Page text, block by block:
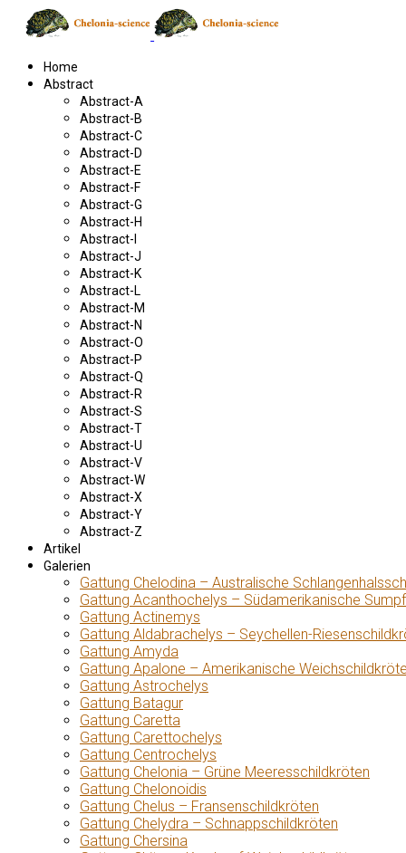
Home
Abstract
Abstract-A
Abstract-B
Abstract-C
Abstract-D
Abstract-E
Abstract-F
Abstract-G
Abstract-H
Abstract-I
Abstract-J
Abstract-K
Abstract-L
Abstract-M
Abstract-N
Abstract-O
Abstract-P
Abstract-Q
Abstract-R
Abstract-S
Abstract-T
Abstract-U
Abstract-V
Abstract-W
Abstract-X
Abstract-Y
Abstract-Z
Artikel
Galerien
Gattung Chelodina – Australische
Gattung Acanthochelys – Südamerikanische
Gattung Actinemys
Gattung Aldabrachelys – Seychellen-
Gattung Amyda
Gattung Apalone – Amerikanische
Gattung Astrochelys
Gattung Batagur
Gattung Caretta
Gattung Carettochelys
Gattung Centrochelys
Gattung Chelonia – Grüne Meeresschildkröten
Gattung Chelonoidis
Gattung Chelus – Fransenschildkröten
Gattung Chelydra – Schnappschildkröten
Gattung Chersina